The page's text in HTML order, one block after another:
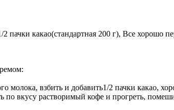
2 пачки какао(стандартная 200 г), Все
молока, взбить и добавить1/2 пачки какао,
вкусу растворимый кофе и прогреть,